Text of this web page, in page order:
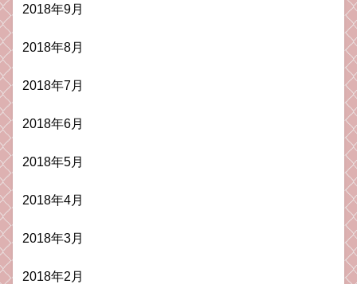
2018年9月
2018年8月
2018年7月
2018年6月
2018年5月
2018年4月
2018年3月
2018年2月